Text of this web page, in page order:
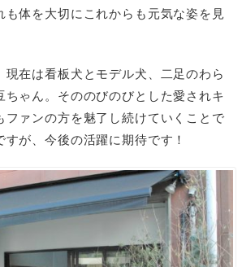
も体を大切にこれからも元気な姿を見
現在は看板犬とモデル犬、二足のわら
ちゃん。そののびのびとした愛されキ
ファンの方を魅了し続けていくことで
すが、今後の活躍に期待です！